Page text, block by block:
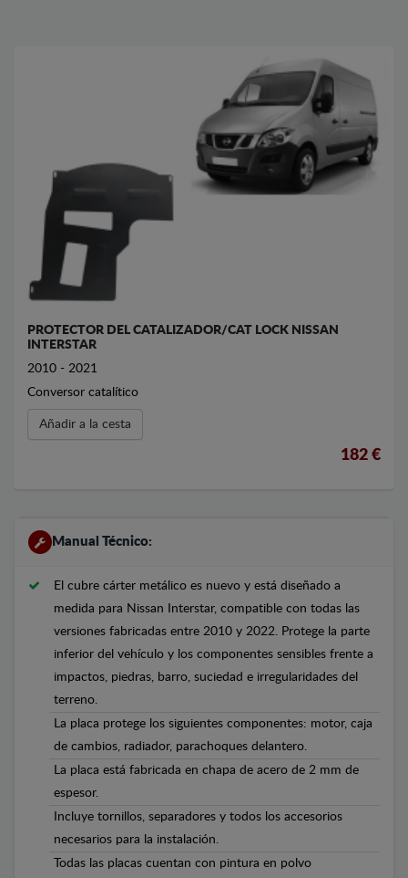
PROTECTOR DEL CATALIZADOR/CAT LOCK NISSAN
INTERSTAR
2010 - 2021
Conversor catalítico
Añadir a la cesta
182 €
Manual Técnico:
El cubre cárter metálico es nuevo y está diseñado a
medida para Nissan Interstar, compatible con todas las
versiones fabricadas entre 2010 y 2022. Protege la parte
inferior del vehículo y los componentes sensibles frente a
impactos, piedras, barro, suciedad e irregularidades del
terreno.
La placa protege los siguientes componentes: motor, caja
de cambios, radiador, parachoques delantero.
La placa está fabricada en chapa de acero de 2 mm de
espesor.
Incluye tornillos, separadores y todos los accesorios
necesarios para la instalación.
Todas las placas cuentan con pintura en polvo